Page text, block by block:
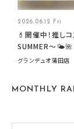
2026.06.12 Fri
💄開催中！推し
SUMMER〜🌤️🌺
グランデュオ蒲田店
MONTHLY